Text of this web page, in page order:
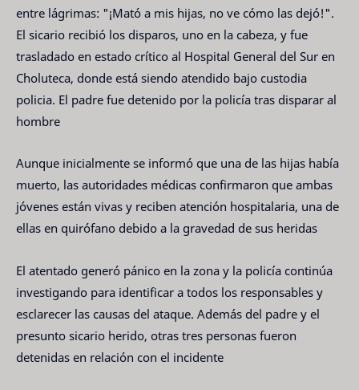
entre lágrimas: "¡Mató a mis hijas, no ve cómo las dejó!".
El sicario recibió los disparos, uno en la cabeza, y fue
trasladado en estado crítico al Hospital General del Sur en
Choluteca, donde está siendo atendido bajo custodia
policia. El padre fue detenido por la policía tras disparar al
hombre
Aunque inicialmente se informó que una de las hijas había
muerto, las autoridades médicas confirmaron que ambas
jóvenes están vivas y reciben atención hospitalaria, una de
ellas en quirófano debido a la gravedad de sus heridas
El atentado generó pánico en la zona y la policía continúa
investigando para identificar a todos los responsables y
esclarecer las causas del ataque. Además del padre y el
presunto sicario herido, otras tres personas fueron
detenidas en relación con el incidente